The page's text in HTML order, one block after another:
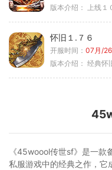
版本介绍：
上线１
怀旧１.７６
开服时间： 07月/
版本介绍： 经典怀
《45woool传世sf》是一款
私服游戏中的经典之作，它